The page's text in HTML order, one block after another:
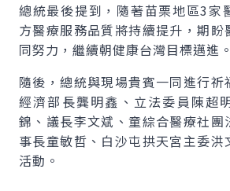
總統最後提到，隨著苗栗地區3家
方醫療服務品質將持續提升，期盼
同努力，繼續朝健康台灣目標邁進。
隨後，總統與現場貴賓一同進行祈
經濟部長龔明鑫、立法委員陳超
錦、議長李文斌、童綜合醫療社團
事長童敏哲、白沙屯拱天宮主委洪
活動。